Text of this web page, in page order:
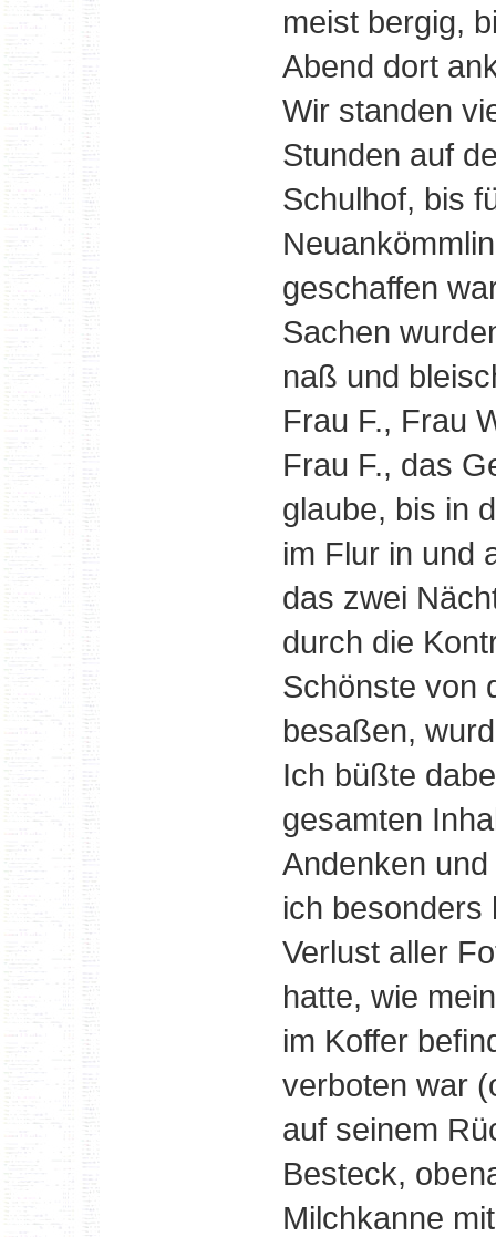
meist bergig,
Abend dort
Wir standen
Stunden auf
Schulhof, bis
geschaffen
Sachen
naß und
Frau F., Frau
Frau F., das
glaube, bis in
im Flur in und
das zwei
durch die
Schönste von
besaßen,
Ich büßte
gesamten
Andenken
ich besonders
Verlust aller
hatte, wie
im Koffer
verboten war
auf seinem
Besteck,
Milchkanne